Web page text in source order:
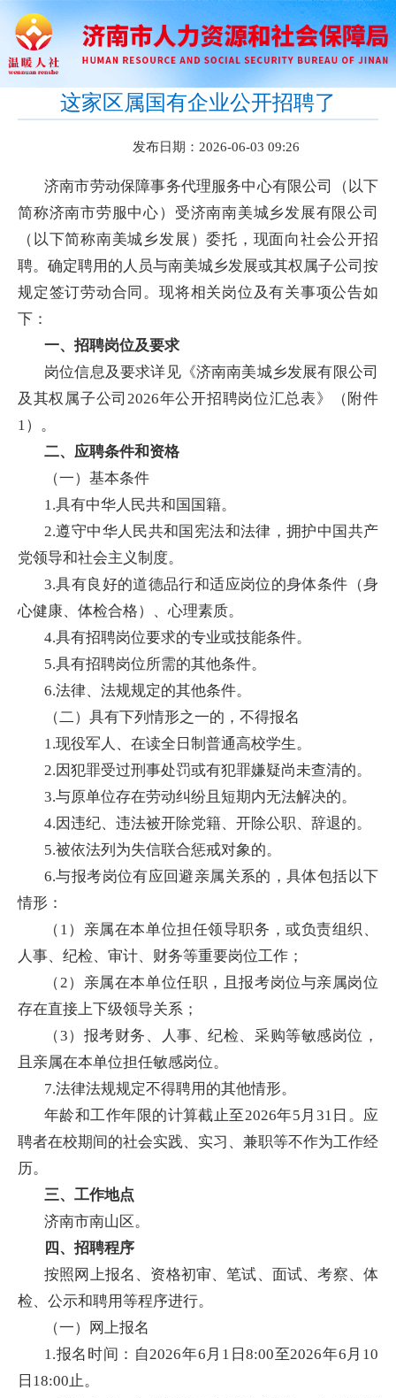
这家区属国有企业公开招聘了
发布日期：2026-06-03 09:26
济南市劳动保障事务代理服务中心有限公司（以下
简称济南市劳服中心）受济南南美城乡发展有限公司
（以下简称南美城乡发展）委托，现面向社会公开招
聘。确定聘用的人员与南美城乡发展或其权属子公司按
规定签订劳动合同。现将相关岗位及有关事项公告如
下：
一、招聘岗位及要求
岗位信息及要求详见《济南南美城乡发展有限公司
及其权属子公司2026年公开招聘岗位汇总表》（附件
1）。
二、应聘条件和资格
（一）基本条件
1.具有中华人民共和国国籍。
2.遵守中华人民共和国宪法和法律，拥护中国共产
党领导和社会主义制度。
3.具有良好的道德品行和适应岗位的身体条件（身
心健康、体检合格）、心理素质。
4.具有招聘岗位要求的专业或技能条件。
5.具有招聘岗位所需的其他条件。
6.法律、法规规定的其他条件。
（二）具有下列情形之一的，不得报名
1.现役军人、在读全日制普通高校学生。
2.因犯罪受过刑事处罚或有犯罪嫌疑尚未查清的。
3.与原单位存在劳动纠纷且短期内无法解决的。
4.因违纪、违法被开除党籍、开除公职、辞退的。
5.被依法列为失信联合惩戒对象的。
6.与报考岗位有应回避亲属关系的，具体包括以下
情形：
（1）亲属在本单位担任领导职务，或负责组织、
人事、纪检、审计、财务等重要岗位工作；
（2）亲属在本单位任职，且报考岗位与亲属岗位
存在直接上下级领导关系；
（3）报考财务、人事、纪检、采购等敏感岗位，
且亲属在本单位担任敏感岗位。
7.法律法规规定不得聘用的其他情形。
年龄和工作年限的计算截止至2026年5月31日。应
聘者在校期间的社会实践、实习、兼职等不作为工作经
历。
三、工作地点
济南市南山区。
四、招聘程序
按照网上报名、资格初审、笔试、面试、考察、体
检、公示和聘用等程序进行。
（一）网上报名
1.报名时间：自2026年6月1日8:00至2026年6月10
日18:00止。